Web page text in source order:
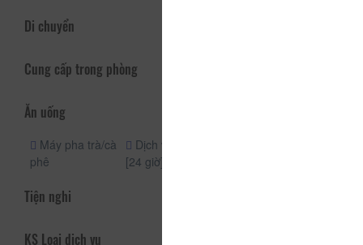
Di chuyển
Cung cấp trong phòng
Ăn uống
Máy pha trà/cà
phê
Dịch vụ phòng
[24 giờ]
Tiện nghi
KS Loại dịch vụ